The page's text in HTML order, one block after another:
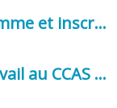
Tribu de Nava – programme et inscriptions été 2026
Permanence France Travail au CCAS de Saujon Juin 2026